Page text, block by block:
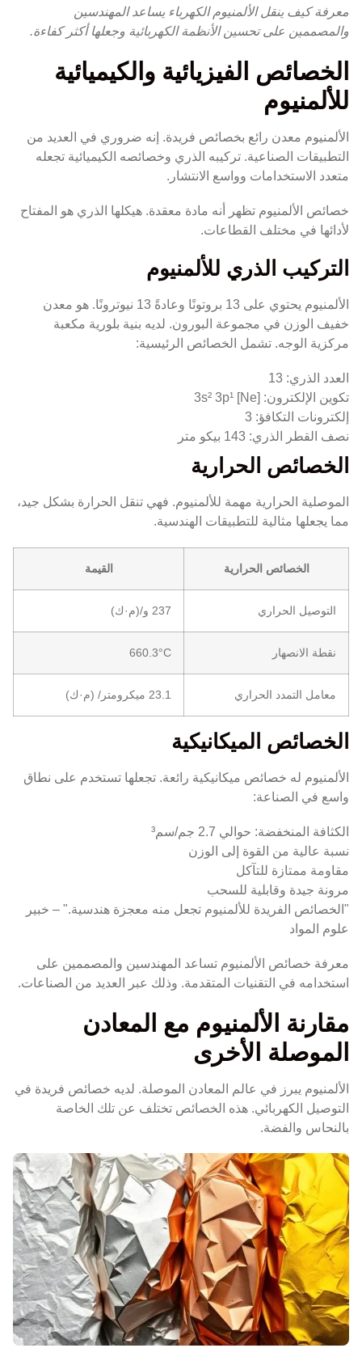
معرفة كيف ينقل الألمنيوم الكهرباء يساعد المهندسين
والمصممين على تحسين الأنظمة الكهربائية وجعلها أكثر كفاءة.
الخصائص الفيزيائية والكيميائية
للألمنيوم
الألمنيوم معدن رائع بخصائص فريدة. إنه ضروري في العديد من
التطبيقات الصناعية. تركيبه الذري وخصائصه الكيميائية تجعله
متعدد الاستخدامات وواسع الانتشار.
خصائص الألمنيوم تظهر أنه مادة معقدة. هيكلها الذري هو المفتاح
لأدائها في مختلف القطاعات.
التركيب الذري للألمنيوم
الألمنيوم يحتوي على 13 بروتونًا وعادةً 13 نيوترونًا. هو معدن
خفيف الوزن في مجموعة البورون. لديه بنية بلورية مكعبة
مركزية الوجه. تشمل الخصائص الرئيسية:
العدد الذري: 13
تكوين الإلكترون: [Ne] 3s² 3p¹
إلكترونات التكافؤ: 3
نصف القطر الذري: 143 بيكو متر
الخصائص الحرارية
الموصلية الحرارية مهمة للألمنيوم. فهي تنقل الحرارة بشكل جيد،
مما يجعلها مثالية للتطبيقات الهندسية.
الخصائص الحرارية القيمة
التوصيل الحراري 237 و/(م·ك)
نقطة الانصهار 660.3°C
معامل التمدد الحراري 23.1 ميكرومتر/ (م·ك)
الخصائص الميكانيكية
الألمنيوم له خصائص ميكانيكية رائعة. تجعلها تستخدم على نطاق
واسع في الصناعة:
الكثافة المنخفضة: حوالي 2.7 جم/سم³
نسبة عالية من القوة إلى الوزن
مقاومة ممتازة للتآكل
مرونة جيدة وقابلية للسحب
"الخصائص الفريدة للألمنيوم تجعل منه معجزة هندسية." – خبير
علوم المواد
معرفة خصائص الألمنيوم تساعد المهندسين والمصممين على
استخدامه في التقنيات المتقدمة. وذلك عبر العديد من الصناعات.
مقارنة الألمنيوم مع المعادن
الموصلة الأخرى
الألمنيوم يبرز في عالم المعادن الموصلة. لديه خصائص فريدة في
التوصيل الكهربائي. هذه الخصائص تختلف عن تلك الخاصة
بالنحاس والفضة.